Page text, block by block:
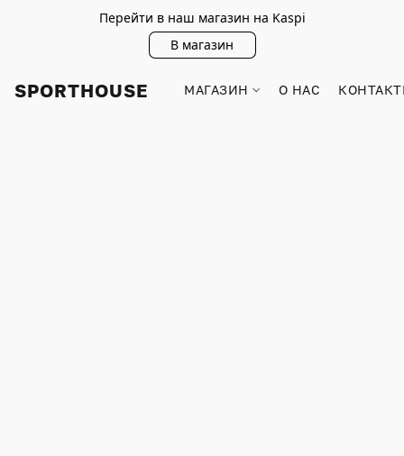
Перейти в наш магазин на Kaspi
В магазин
SPORTHOUSE МАГАЗИН О НАС